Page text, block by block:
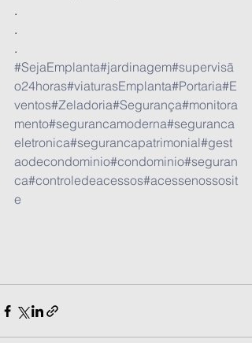
.
.
.
#SejaEmplanta#jardinagem#supervisã
o24horas#viaturasEmplanta#Portaria#E
ventos#Zeladoria#Segurança#monitora
mento#segurancamoderna#seguranca
eletronica#segurancapatrimonial#gest
aodecondominio#condominio#seguran
ca#controledeacessos#acessenossosit
e